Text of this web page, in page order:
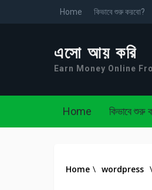
Home কিভাবে শুরু করবো?
এসো আয় করি
Earn Money Online
Home কিভাবে শুরু
Home \ wordpress \